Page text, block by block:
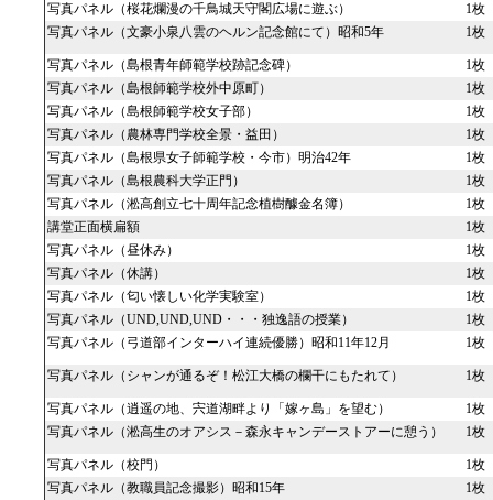
写真パネル（桜花爛漫の千鳥城天守閣広場に遊ぶ）
1枚
写真パネル（文豪小泉八雲のヘルン記念館にて）昭和5年
1枚
写真パネル（島根青年師範学校跡記念碑）
1枚
写真パネル（島根師範学校外中原町）
1枚
写真パネル（島根師範学校女子部）
1枚
写真パネル（農林専門学校全景・益田）
1枚
写真パネル（島根県女子師範学校・今市）明治42年
1枚
写真パネル（島根農科大学正門）
1枚
写真パネル（淞高創立七十周年記念植樹醵金名簿）
1枚
講堂正面横扁額
1枚
写真パネル（昼休み）
1枚
写真パネル（休講）
1枚
写真パネル（匂い懐しい化学実験室）
1枚
写真パネル（UND,UND,UND・・・独逸語の授業）
1枚
写真パネル（弓道部インターハイ連続優勝）昭和11年12月
1枚
写真パネル（シャンが通るぞ！松江大橋の欄干にもたれて） 1枚
写真パネル（逍遥の地、宍道湖畔より「嫁ヶ島」を望む）
1枚
写真パネル（淞高生のオアシス－森永キャンデーストアーに憩う）
1枚
写真パネル（校門）
1枚
写真パネル（教職員記念撮影）昭和15年
1枚